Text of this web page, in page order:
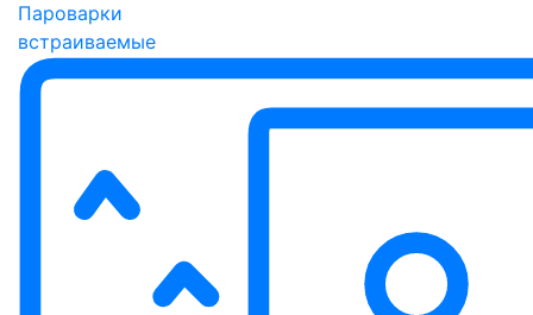
Пароварки
встраиваемые